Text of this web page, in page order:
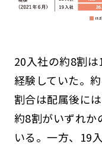
20入社の約8割
経験していた。
割合は配属後に
約8割がいずれか
いる。一方、19